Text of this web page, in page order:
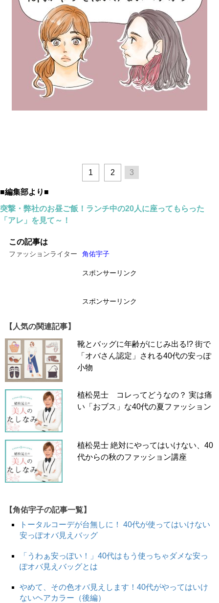
1 2 3
■編集部より■
突撃・弊社のお昼ご飯！ランチ中の20人に座ってもらった
「アレ」を見て～！
この記事は
ファッションライター 角佑宇子
スポンサーリンク
スポンサーリンク
【人気の関連記事】
靴とバッグに年齢がにじみ出る!? 街で
「オバさん認定」される40代の安っぽ
小物
植松晃士 コレってどうなの？ 実は痛
い「おブス」な40代の夏ファッション
植松晃士 絶対にやってはいけない、40
代からの秋のファッション講座
【角佑宇子の記事一覧】
トータルコーデが台無しに！ 40代が使ってはいけない
安っぽオバ見えバッグ
「うわぁ安っぽい！」40代はもう使っちゃダメな安っ
ぽオバ見えバッグとは
やめて、その色オバ見えします！40代がやってはいけ
ないヘアカラー（後編）